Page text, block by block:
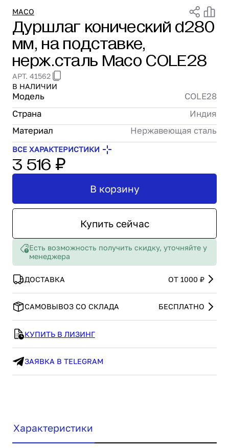
Проектирование
Сервис и монтаж
ПОКУПАТЕЛЯМ
Доставка и оплата
Гарантия и возврат
Лизинг
Акции
О GRANBAZAR
О нас
Бренды
Контакты
MACO
Дуршлаг конический d280
мм, на подставке,
нерж.сталь Maco COLE28
АРТ. 41562
В НАЛИЧИИ
Модель
COLE28
Страна
Индия
Материал
Нержавеющая сталь
ВСЕ ХАРАКТЕРИСТИКИ
3 516 ₽
Купить сейчас
В корзину
Есть возможность получить скидку, уточняйте у
менеджера
ДОСТАВКА ОТ 1000 ₽
САМОВЫВОЗ СО СКЛАДА БЕСПЛАТНО
КУПИТЬ В ЛИЗИНГ
ЗАЯВКА В TELEGRAM
Характеристики